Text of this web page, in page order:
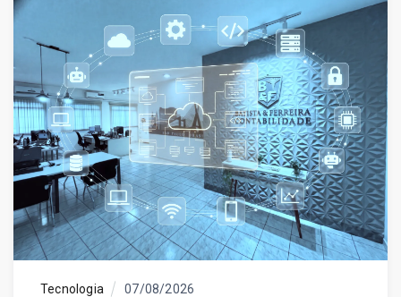
Tecnologia 07/08/2026